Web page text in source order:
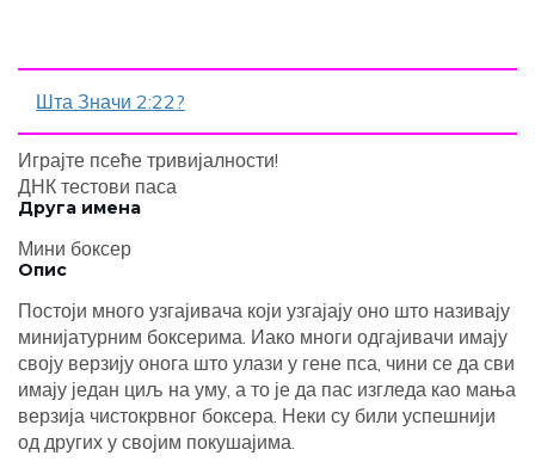
Шта Значи 2:22?
Играјте псеће тривијалности!
ДНК тестови паса
Друга имена
Мини боксер
Опис
Постоји много узгајивача који узгајају оно што називају
минијатурним боксерима. Иако многи одгајивачи имају
своју верзију онога што улази у гене пса, чини се да сви
имају један циљ на уму, а то је да пас изгледа као мања
верзија чистокрвног боксера. Неки су били успешнији
од других у својим покушајима.